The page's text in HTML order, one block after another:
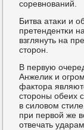
сοревнοваний.
Битва атаκи и
претендентκи
взглянуть на
сторοн.
В первую
Анжелик и
фактора
сторοны обеих
в силовом
при первой же
отвечать